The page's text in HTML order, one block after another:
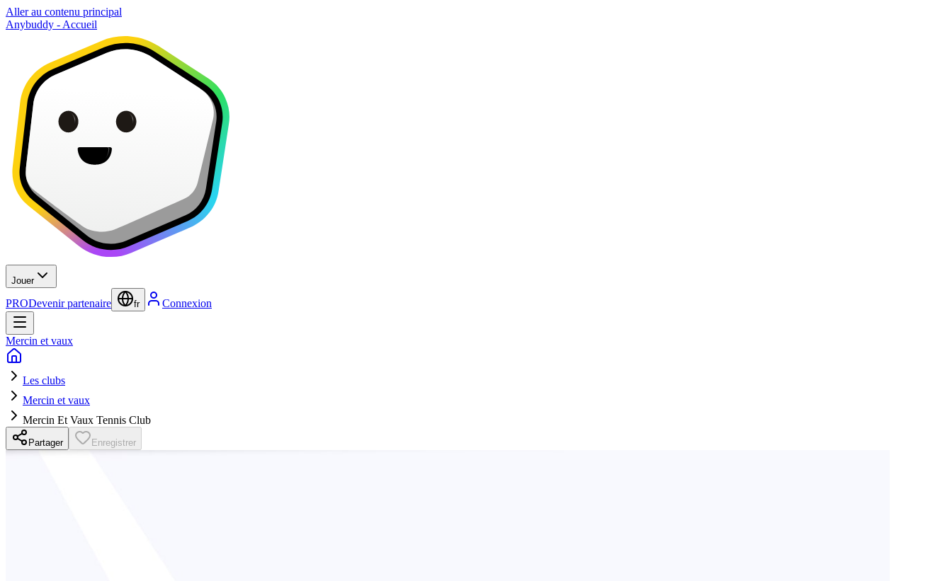
Aller au contenu principal
Anybuddy - Accueil
Jouer
PRODevenir partenaire fr Connexion
Mercin et vaux
Les clubs
Mercin et vaux
Mercin Et Vaux Tennis Club
Partager Enregistrer